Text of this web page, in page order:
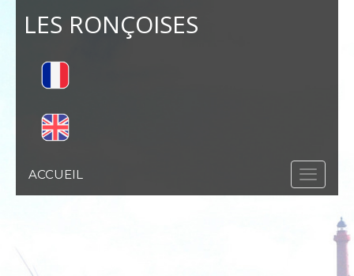
LES RONÇOISES
ACCUEIL